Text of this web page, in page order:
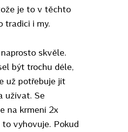
je to v těchto
tradici i my.
skvěle.
být trochu déle,
už potřebuje jít
užívat. Se
na krmení 2x
vyhovuje. Pokud